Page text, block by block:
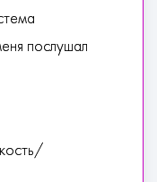
послушал